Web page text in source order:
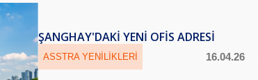
ŞANGHAY'DAKI YENI OFIS ADRESI
ASSTRA YENILIKLERI 16.04.26